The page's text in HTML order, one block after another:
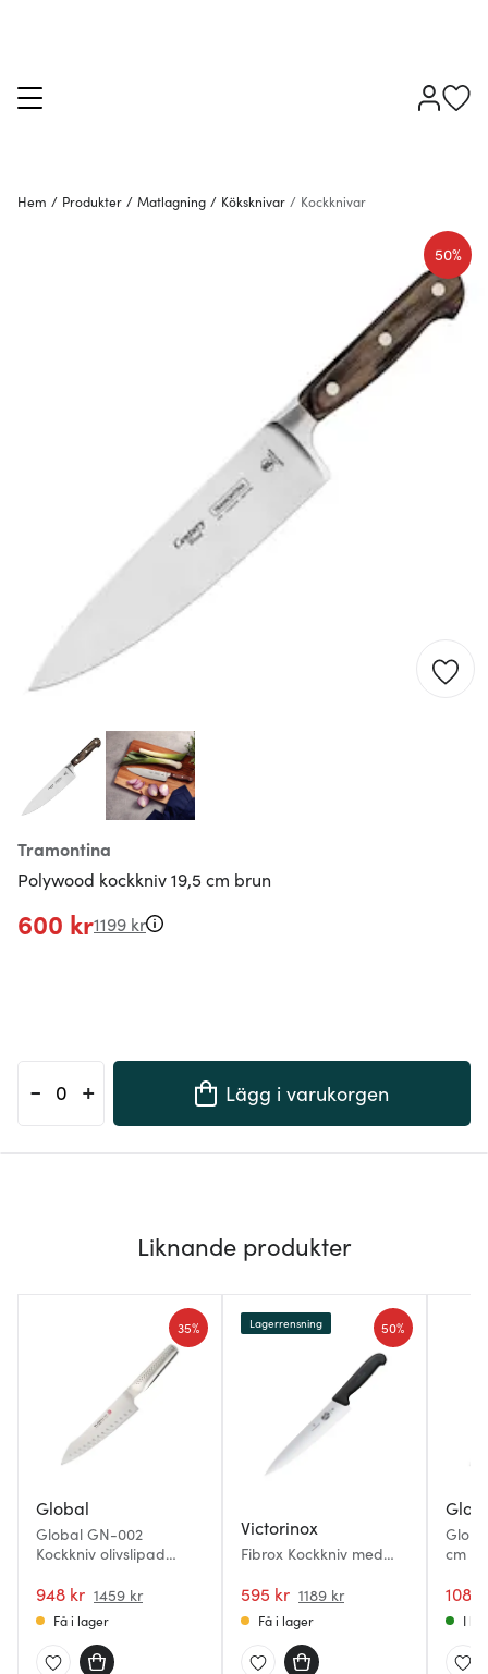
Hem / Produkter / Matlagning / Köksknivar / Kockknivar
Tramontina
Polywood kockkniv 19,5 cm brun
50%
600 kr1199 kr
- + Lägg i varukorgen
Liknande produkter
Global
Global GN-002
Kockkniv olivslipad
948 kr 1459 kr
35%
Få i lager
Victorinox
Fibrox Kockkniv med
Svart
595 kr 1189 kr
50%
Lagerrensning
Få i lager
cm
1084
I